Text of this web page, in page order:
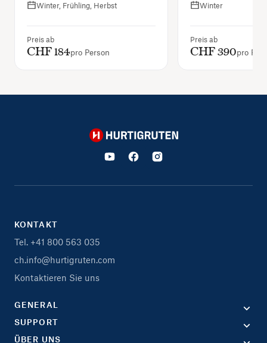
Nordlichtkathedrale.
Winter, Frühling, Herbst
Preis ab
CHF 184pro Person
Winter
Preis ab
CHF 390pro
Hurtigruten
KONTAKT
Tel. +41 800 563 035
ch.info@hurtigruten.com
Kontaktieren Sie uns
GENERAL
SUPPORT
ÜBER UNS